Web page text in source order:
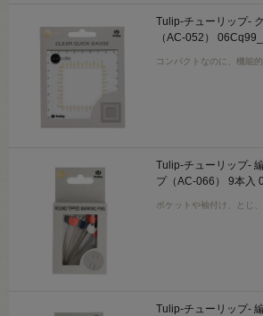
Tulip-チューリップ-
（AC-052） 06Cq99_
コンパクトなのに、機能
Tulip-チューリップ-
プ（AC-066） 9本入
ポケットや袖付け、とじ
Tulip-チューリップ-